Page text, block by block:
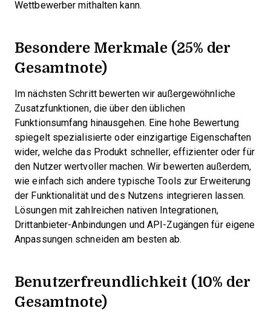
Wettbewerber mithalten kann.
Besondere Merkmale (25% der
Gesamtnote)
Im nächsten Schritt bewerten wir außergewöhnliche
Zusatzfunktionen, die über den üblichen
Funktionsumfang hinausgehen. Eine hohe Bewertung
spiegelt spezialisierte oder einzigartige Eigenschaften
wider, welche das Produkt schneller, effizienter oder für
den Nutzer wertvoller machen. Wir bewerten außerdem,
wie einfach sich andere typische Tools zur Erweiterung
der Funktionalität und des Nutzens integrieren lassen.
Lösungen mit zahlreichen nativen Integrationen,
Drittanbieter-Anbindungen und API-Zugängen für eigene
Anpassungen schneiden am besten ab.
Benutzerfreundlichkeit (10% der
Gesamtnote)